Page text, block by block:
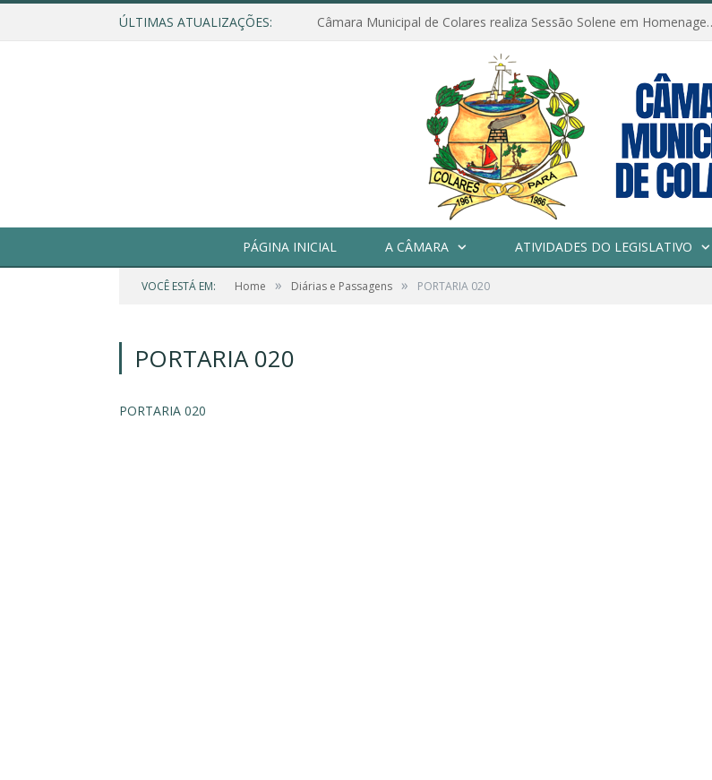
ÚLTIMAS ATUALIZAÇÕES: Câmara Municipal de
PÁGINA INICIAL A CÂMARA ATIVIDADES DO LEGISLATIVO
VOCÊ ESTÁ EM: Home » Diárias e Passagens » PORTARIA 020
PORTARIA 020
PORTARIA 020